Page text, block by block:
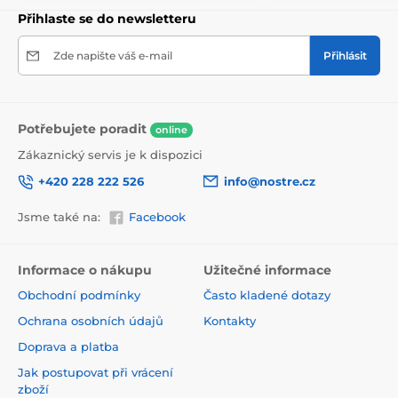
Použitá tisková metoda je ekologická, a proto jsou
přísné normy a mají VOC i GREENGUARD GOLD
certifikaci. Navíc jsou bez obsahu PVC a lepidlo je na
Přihlaste se do newsletteru
Zde napište váš e-mail Přihlásit
Potřebujete poradit online
Zákaznický servis je k dispozici
+420 228 222 526
info@nostre.cz
Jsme také na: Facebook
Informace o nákupu
Obchodní podmínky
Ochrana osobních údajů
Doprava a platba
Jak postupovat při vrácení
zboží
Užitečné informace
Často kladené dotazy
Kontakty